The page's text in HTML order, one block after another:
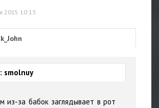
2015 10:13
smolnuy
из-за бабок заглядывает в рот